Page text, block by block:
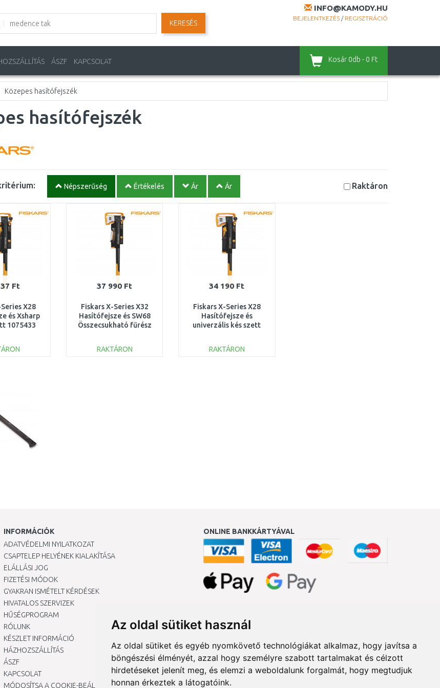
Az oldal sütiket használ
Az oldal sütiket és egyéb nyomkövető technológiákat alkalmaz, hogy javítsa a
böngészési élményét, azzal hogy személyre szabott tartalmakat és célzott
hirdetéseket jelenít meg, és elemzi a weboldalunk forgalmát, hogy megtudjuk
honnan érkeztek a látogatóink.
INFO@KAMODY.HU
BEJELENTKEZÉS / REGISZTRÁCIÓ
KERESÉS
ÁSZF KAPCSOLAT Kosár 0db - 0 Ft
Közepes hasítófejszék
hasítófejszék
Népszerűség Értékelés Ár Ár Raktáron
Ft
X28
és Xsharp
1075433
37 990 Ft
Fiskars X-Series X32
Hasítófejsze és SW68
Összecsukható fűrész
RAKTÁRON
34 190 Ft
Fiskars X-Series X28
Hasítófejsze és
univerzális kés szett
RAKTÁRON
INFORMÁCIÓK
ADATVÉDELMI NYILATKOZAT
CSAPTELEP HELYÉNEK KIALAKÍTÁSA
ELÁLLÁSI JOG
FIZETÉSI MÓDOK
GYAKRAN ISMÉTELT KÉRDÉSEK
HIVATALOS SZERVIZEK
HŰSÉGPROGRAM
RÓLUNK
KÉSZLET INFORMÁCIÓ
HÁZHOZSZÁLLÍTÁS
ÁSZF
KAPCSOLAT
MÓDOSÍTSA A COOKIE-BEÁLLÍTÁSAIMAT
ONLINE BANKKÁRTYÁVAL